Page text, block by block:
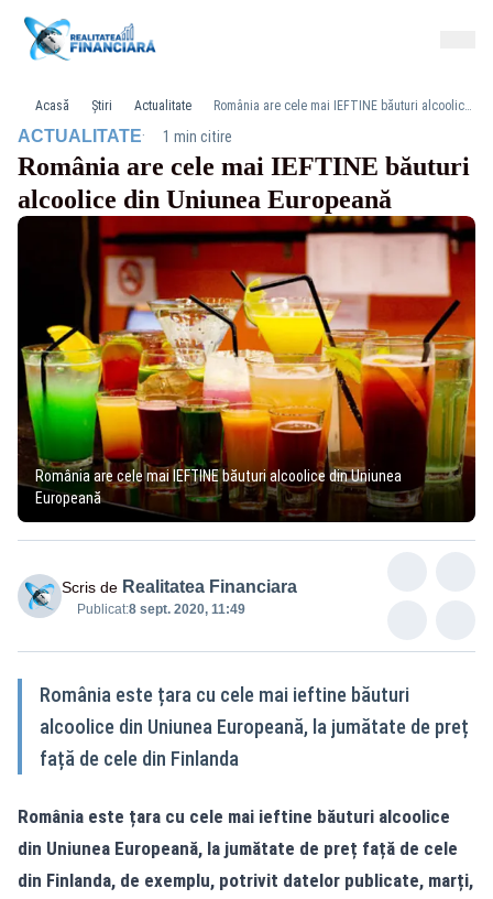
Acasă Știri Actualitate România are cele mai IEFTINE băuturi alcoolice din Uniunea Europeană
ACTUALITATE· 1 min citire
România are cele mai IEFTINE băuturi
alcoolice din Uniunea Europeană
România are cele mai IEFTINE băuturi alcoolice din Uniunea
Europeană
Scris de Realitatea Financiara
Publicat:8 sept. 2020, 11:49
România este țara cu cele mai ieftine băuturi
alcoolice din Uniunea Europeană, la jumătate de preț
față de cele din Finlanda
România este țara cu cele mai ieftine băuturi alcoolice
din Uniunea Europeană, la jumătate de preț față de cele
din Finlanda, de exemplu, potrivit datelor publicate, marți,